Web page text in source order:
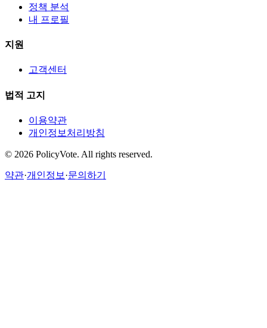
정책 분석
내 프로필
지원
고객센터
법적 고지
이용약관
개인정보처리방침
© 2026 PolicyVote. All rights reserved.
약관·개인정보 ·문의하기